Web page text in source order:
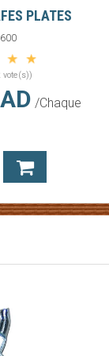
PLATES
600
vote(s))
/Chaque